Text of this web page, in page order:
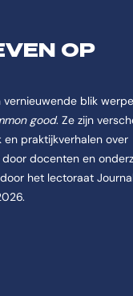
OP
blik
good. Ze zijn
en praktijkverhalen over
docenten en
het lectoraat